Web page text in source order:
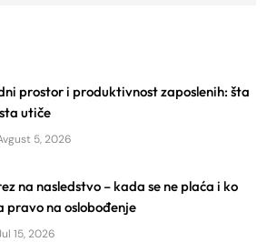
prostor i produktivnost zaposlenih: šta
utiče
5, 2026
na nasledstvo – kada se ne plaća i ko
pravo na oslobođenje
15, 2026